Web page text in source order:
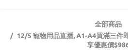
全部商品
12/5 寵物用品直播, A1-A4買滿三件
享優惠價